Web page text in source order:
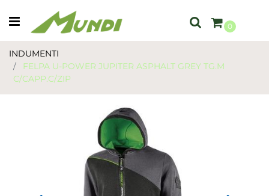
Open menu
0
INDUMENTI
FELPA U-POWER JUPITER ASPHALT GREY TG.M
C/CAPP.C/ZIP